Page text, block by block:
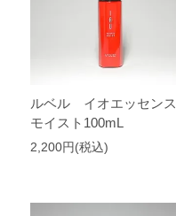
ルベル イオエッセンス
モイスト100mL
2,200円(税込)